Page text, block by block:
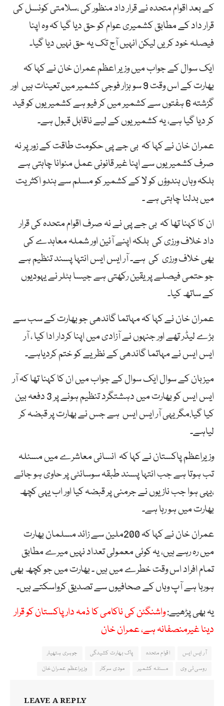
کے بعد اقوام متحدہ نے قرار داد منظور کی ،سلامتی کونسل کی
قرار داد کے مطابق کشمیری عوام کو حق دیا گیا کہ وہ اپنا
فیصلہ خود کریں لیکن انہیں آج تک یہ حق نہیں دیا گیا۔
ایک سوال کے جواب میں وزیر اعظم عمران خان نے کہا کہ
بھارت کے اس وقت 9 سو ہزار فوجی کشمیر میں تعینات ہیں اور
گزشتہ 6 ہفتوں سے کشمیر میں کر فیو ہے کشمیریوں کو قید
کر دیا گیا ہے، یہ کشمیریوں کے لیے ناقابل قبول ہے۔
عمران خان نے کہا کہ بی جے پی حکومت طاقت کے زور پر نہ
صرف کشمیریوں سے اپنا غیر قانونی عمل منوانا چاہتی ہے
بلکہ وہاں ہندوؤں کو لا کے کشمیر کو مسلم سے ہندو اکثریت
میں بدلنا چاہتی ہے ۔
ان کا کہنا تھا کہ بی جے پی نے نہ صرف اقوام متحدہ کی قرار
داد خلاف ورزی کی بلکہ اپنے آئین اور شملہ معاہدے کی
بھی خلاف ورزی کی ہے۔ آر ایس ایس انتہا پسند تنظیم ہے
جو حتمی فیصلے پر یقین رکھتی ہے جیسا ہٹلر نے یہودیوں
کے ساتھ کیا۔
عمران خان نے کہا کہ مہاتما گاندھی جو بھارت کے سب سے
بڑے لیڈر تھے اور جنہوں نے آزادی میں اپنا کردار ادا کیا ، آر
ایس ایس نے مہاتما گاندھی کے نظریے کو ختم کردیاہے۔
میزبان کے سوال ایک سوال کے جواب میں ان کا کہنا تھا کہ آر
ایس ایس کو بھارت میں دہشتگرد تنظیم ہونے پر 3 دفعہ بین
کیا گیا.مگر یہی آر ایس ایس ہے جس نے بھارت پر قبضہ کر
لیاہے۔
وزیراعظم پاکستان نے کہا کہ انسانی معاشرے میں مسئلہ
تب ہوتا ہے جب انتہا پسند طبقہ سوسائٹی پر حاوی ہو جائے
،یہی ہوا جب نازیوں نے جرمنی پر قبضہ کیا اور اب یہی کچھ
بھارت میں ہو رہا ہے۔
عمران خان نے کہا کہ 200ملین سے زائد مسلمان بھارت
میں رہ رہے ہیں، یہ کوئی معمولی تعداد نہیں میرے مطابق
تمام افراد اس وقت خطرے میں ہیں ۔ بھارت میں جو کچھ بھی
ہورہا ہے آپ وہاں کے صحافیوں سے تصدیق کرواسکتے ہیں۔
یہ بھی پڑھیے:واشنگٹن کی ناکامی کا ذمہ دار پاکستان کو قرار
دینا غیرمنصفانہ ہے، عمران خان
آر ایس ایس اقوام متحدہ پاک بھارت کشیدگی
جوہری ہتھیار
روسی ٹی وی
مسئلہ کشمیر مودی سرکار وزیراعظم عمران خان
LEAVE A REPLY